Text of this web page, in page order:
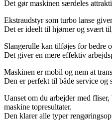
Det gør maskinen særdeles
Ekstraudstyr som turbo lanse
Det er ideelt til hjørner og svært
Slangerulle kan tilføjes for bedre
Det giver en mere effektiv
Maskinen er mobil og nem at
Den er perfekt til både service og
Uanset om du arbejder med
maskine topresultater.
Den klarer alle typer